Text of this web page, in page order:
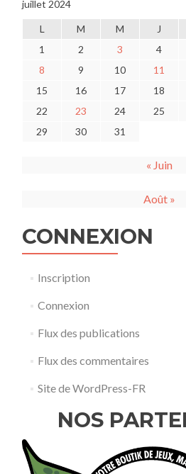
juillet 2024
L M M J
1
2 3 4
8
9 10 11
15
16 17 18
22
23 24 25
29
30 31
« Juin
Août »
CONNEXION
Inscription
Connexion
Flux des publications
Flux des commentaires
Site de WordPress-FR
NOS